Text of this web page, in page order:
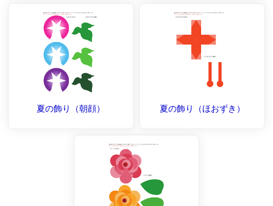
夏の飾り（朝顔） 夏の飾り（ほおずき）